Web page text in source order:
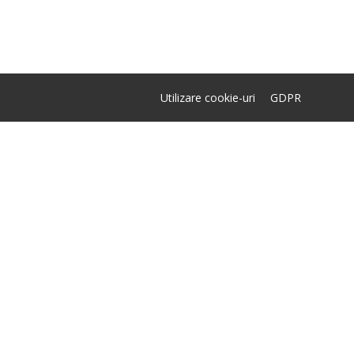
Utilizare cookie-uri GDPR